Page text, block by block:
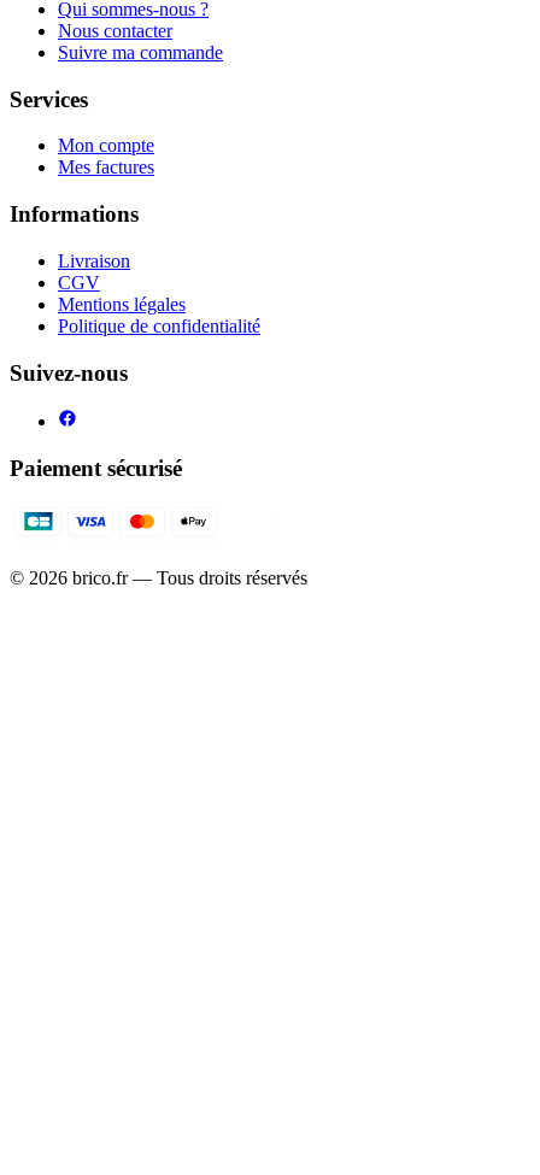
Qui sommes-nous ?
Nous contacter
Suivre ma commande
Services
Mon compte
Mes factures
Informations
Livraison
CGV
Mentions légales
Politique de confidentialité
Suivez-nous
Paiement sécurisé
© 2026 brico.fr — Tous droits réservés